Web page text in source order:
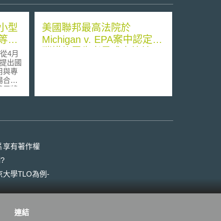
型
降
4月
出國
與專
合的
用將
據則
下）
主
4.
格排
與國
美國聯邦最高法院於
Michigan v. EPA案中認定減
享有著作權
大學TLO為例-
連結